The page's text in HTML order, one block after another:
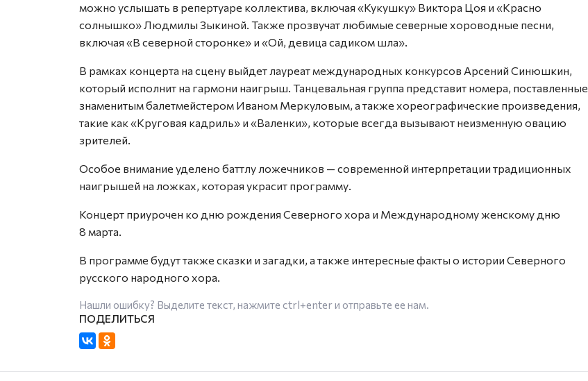
можно услышать в репертуаре коллектива, включая «Кукушку» Виктора Цоя и «Красно
солнышко» Людмилы Зыкиной. Также прозвучат любимые северные хороводные песни,
включая «В северной сторонке» и «Ой, девица садиком шла».
В рамках концерта на сцену выйдет лауреат международных конкурсов Арсений Синюшкин,
который исполнит на гармони наигрыш. Танцевальная группа представит номера, поставленные
знаменитым балетмейстером Иваном Меркуловым, а также хореографические произведения,
такие как «Круговая кадриль» и «Валенки», которые всегда вызывают неизменную овацию
зрителей.
Особое внимание уделено баттлу ложечников — современной интерпретации традиционных
наигрышей на ложках, которая украсит программу.
Концерт приурочен ко дню рождения Северного хора и Международному женскому дню
8 марта.
В программе будут также сказки и загадки, а также интересные факты о истории Северного
русского народного хора.
Нашли ошибку? Выделите текст, нажмите ctrl+enterи отправьте ее нам.